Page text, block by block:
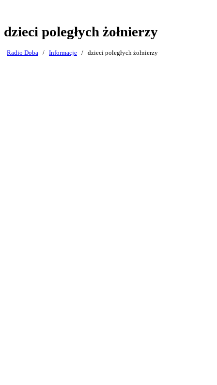
dzieci poległych żołnierzy
Radio Doba / Informacje / dzieci poległych żołnierzy